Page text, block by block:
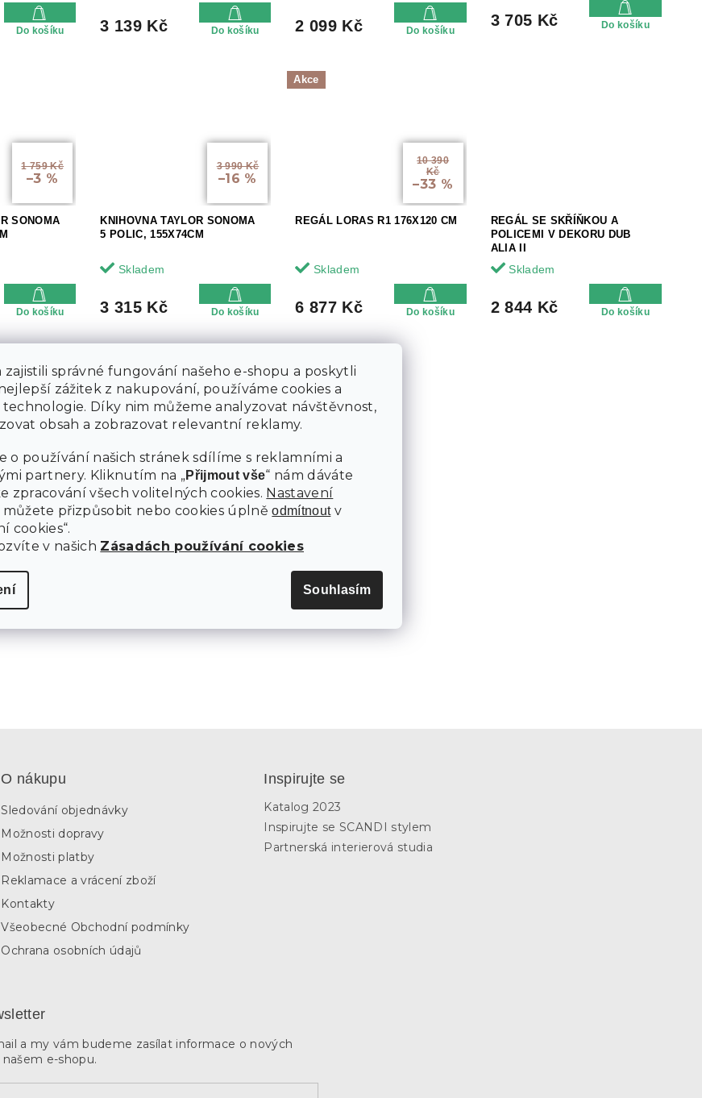
zajistili správné fungování našeho e-shopu a poskytli
zážitek z nakupování, používáme cookies a
Díky nim můžeme analyzovat návštěvnost,
obsah a zobrazovat relevantní reklamy.
o používání našich stránek sdílíme s reklamními a
partnery. Kliknutím na „ Přijmout vše“ nám dáváte
zpracování všech volitelných cookies. Nastavení
můžete přizpůsobit nebo cookies úplněodmítnoutv
cookies“.
v našich Zásadách používání cookies
Souhlasím
Do košíku 3 139 Kč Do košíku 2 099 Kč Do košíku
3 705 Kč Do košíku
1 759 Kč
–3 %
SONOMA
Do košíku
3 990 Kč
–16 %
KNIHOVNA TAYLOR SONOMA
5 POLIC, 155X74CM
Skladem
3 315 Kč Do košíku
Akce
10 390
Kč
–33 %
REGÁL LORAS R1 176X120 CM
Skladem
6 877 Kč Do košíku
REGÁL SE SKŘÍŇKOU A
POLICEMI V DEKORU DUB
ALIA II
Skladem
2 844 Kč Do košíku
Do košíku
REGÁL TABLO R4
10 dní
O
r
v
k
y
v
ý
O nákupu
Sledování objednávky
Možnosti dopravy
Možnosti platby
Reklamace a vrácení zboží
Kontakty
Všeobecné Obchodní podmínky
Ochrana osobních údajů
Inspirujte se
Katalog 2023
Inspirujte se SCANDI stylem
Partnerská interierová studia
a my vám budeme zasílat informace o nových
e-shopu.